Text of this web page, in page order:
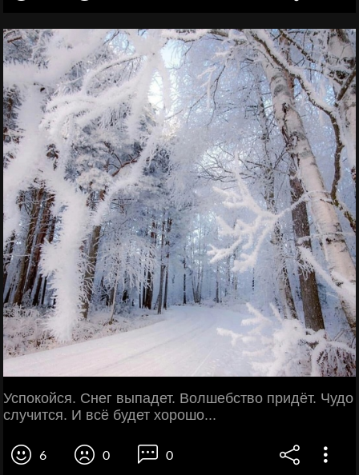
Успокойся. Снег выпадет. Волшебство придёт. Чудо
случится. И всё будет хорошо...
6 0 0